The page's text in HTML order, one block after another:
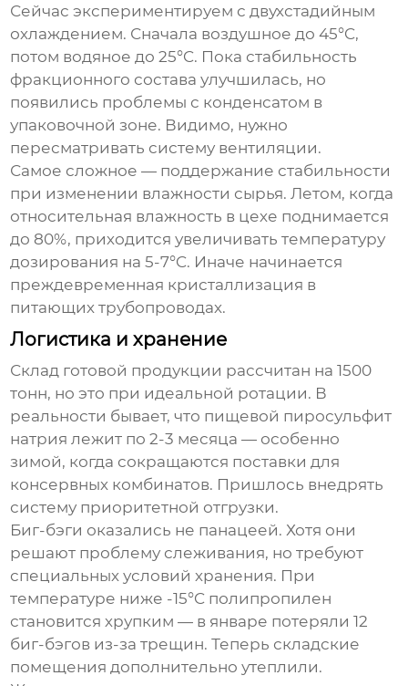
Сейчас экспериментируем с двухстадийным
охлаждением. Сначала воздушное до 45°C,
потом водяное до 25°C. Пока стабильность
фракционного состава улучшилась, но
появились проблемы с конденсатом в
упаковочной зоне. Видимо, нужно
пересматривать систему вентиляции.
Самое сложное — поддержание стабильности
при изменении влажности сырья. Летом, когда
относительная влажность в цехе поднимается
до 80%, приходится увеличивать температуру
дозирования на 5-7°C. Иначе начинается
преждевременная кристаллизация в
питающих трубопроводах.
Логистика и хранение
Склад готовой продукции рассчитан на 1500
тонн, но это при идеальной ротации. В
реальности бывает, что пищевой пиросульфит
натрия лежит по 2-3 месяца — особенно
зимой, когда сокращаются поставки для
консервных комбинатов. Пришлось внедрять
систему приоритетной отгрузки.
Биг-бэги оказались не панацеей. Хотя они
решают проблему слеживания, но требуют
специальных условий хранения. При
температуре ниже -15°C полипропилен
становится хрупким — в январе потеряли 12
биг-бэгов из-за трещин. Теперь складские
помещения дополнительно утеплили.